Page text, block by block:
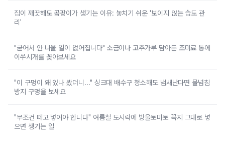
집이 깨끗해도 곰팡이가 생기는 이유: 놓치기 쉬운 '보이지 않는 습도 관
리'
"굳어서 안 나올 일이 없어집니다" 소금이나 고추가루 담아둔 조미료 통에
이쑤시개를 꽂아보세요
"이 구멍이 왜 있나 봤더니..." 싱크대 배수구 청소해도 냄새난다면 물넘침
방지 구멍을 보세요
"무조건 떼고 넣어야 합니다" 여름철 도시락에 방울토마토 꼭지 그대로 넣
으면 생기는 일